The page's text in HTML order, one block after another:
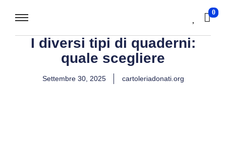
0
I diversi tipi di quaderni:
quale scegliere
Settembre 30, 2025 cartoleriadonati.org